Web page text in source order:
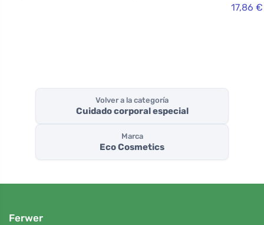
17,86 €
Volver a la categoría
Cuidado corporal especial
Marca
Eco Cosmetics
Ferwer